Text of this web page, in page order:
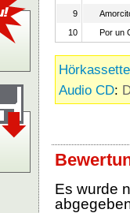
9
10
Por un
Hörkassette
Audio CD:
Es wurde